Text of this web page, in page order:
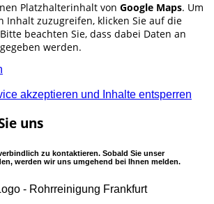
Platzhalterinhalt von Google Maps. Um
Inhalt zuzugreifen, klicken Sie auf die
beachten Sie, dass dabei Daten an
werden.
akzeptieren und Inhalte entsperren
uns
zu kontaktieren. Sobald Sie unser
werden wir uns umgehend bei Ihnen melden.